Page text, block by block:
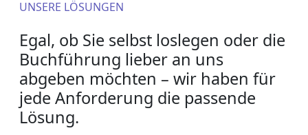
UNSERE LÖSUNGEN
Egal, ob Sie selbst loslegen oder die
Buchführung lieber an uns
abgeben möchten – wir haben für
jede Anforderung die passende
Lösung.